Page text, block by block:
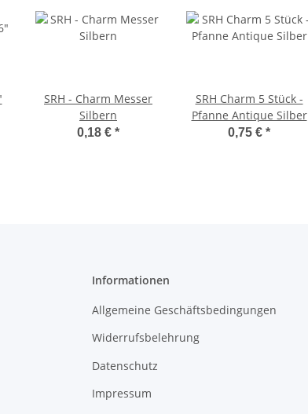
SRH - Charm Messer
Silbern
0,18 € *
SRH Charm 5 Stück -
Pfanne Antique Silber
0,75 € *
Informationen
Allgemeine Geschäftsbedingungen
Widerrufsbelehrung
Datenschutz
Impressum